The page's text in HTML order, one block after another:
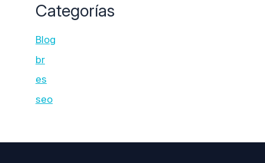
Categorías
Blog
br
es
seo